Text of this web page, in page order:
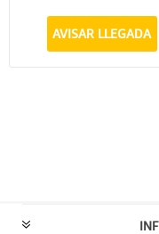
AVISAR LLEGADA